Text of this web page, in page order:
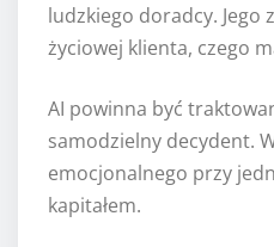
ludzkiego doradcy. Jego
życiowej klienta, czego
AI powinna być
samodzielny decydent.
emocjonalnego przy
kapitałem.